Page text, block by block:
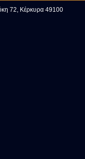
72, Κέρκυρα 49100